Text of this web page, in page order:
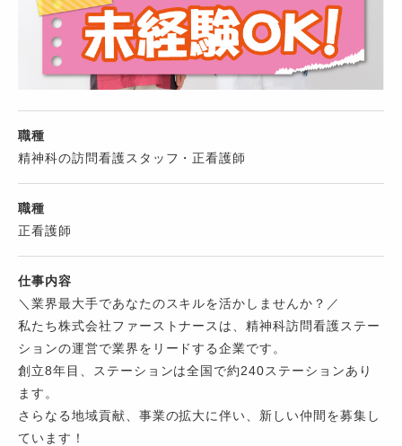
職種
精神科の訪問看護スタッフ・正看護師
職種
正看護師
仕事内容
＼業界最大手であなたのスキルを活かしませんか？／
私たち株式会社ファーストナースは、精神科訪問看護ステー
ションの運営で業界をリードする企業です。
創立8年目、ステーションは全国で約240ステーションあり
ます。
さらなる地域貢献、事業の拡大に伴い、新しい仲間を募集し
ています！